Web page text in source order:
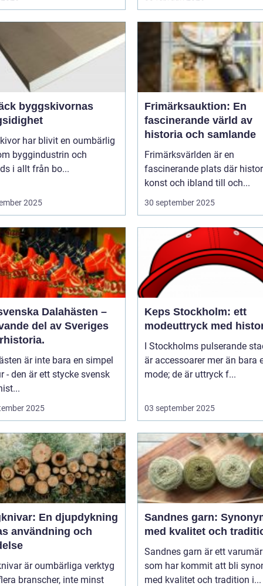
byggskivornas
har blivit en oumbärlig
byggindustrin och
i allt från bo...
2025
Frimärksauktion: En
fascinerande värld av
historia och samlande
Frimärksvärlden är en
fascinerande plats där
konst och ibland till och...
30 september 2025
Dalahästen –
del av Sveriges
är inte bara en simpel
- den är ett stycke svensk
2025
Keps Stockholm: ett
modeuttryck med
I Stockholms pulserande
är accessoarer mer än bara
mode; de är uttryck f...
03 september 2025
En djupdykning
användning och
är oumbärliga verktyg
branscher, inte minst
Sandnes garn:
med kvalitet och
Sandnes garn är ett
som har kommit att bli
med kvalitet och tradition i...